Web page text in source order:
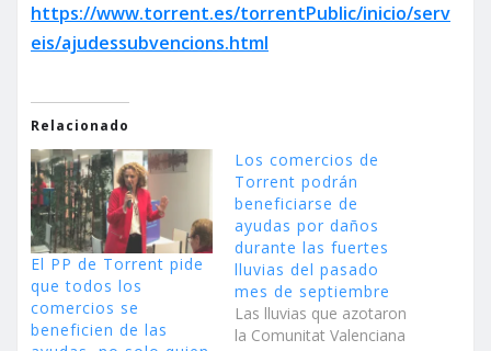
https://www.torrent.es/torrentPublic/inicio/serv
eis/ajudessubvencions.html
Relacionado
El PP de Torrent pide
que todos los
comercios se
beneficien de las
Los comercios de
Torrent podrán
beneficiarse de
ayudas por daños
durante las fuertes
lluvias del pasado
mes de septiembre
Las lluvias que azotaron
la Comunitat Valenciana